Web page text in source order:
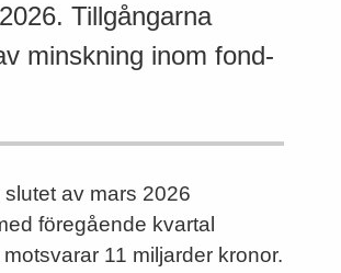
Tillgångarna
minskning inom fond-
av mars 2026
föregående kvartal
11 miljarder kronor.